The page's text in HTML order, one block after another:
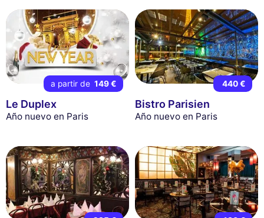
a partir de 149 €
Le Duplex
Año nuevo en Paris
440 €
Bistro Parisien
Año nuevo en Paris